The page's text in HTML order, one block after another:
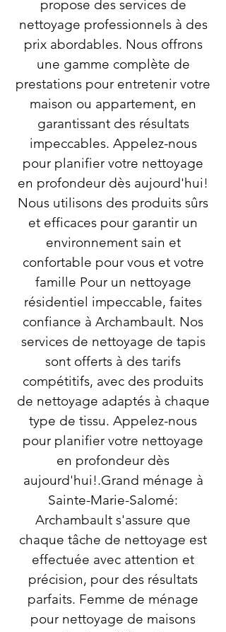
propose des services de
nettoyage professionnels à des
prix abordables. Nous offrons
une gamme complète de
prestations pour entretenir votre
maison ou appartement, en
garantissant des résultats
impeccables. Appelez-nous
pour planifier votre nettoyage
en profondeur dès aujourd'hui!
Nous utilisons des produits sûrs
et efficaces pour garantir un
environnement sain et
confortable pour vous et votre
famille Pour un nettoyage
résidentiel impeccable, faites
confiance à Archambault. Nos
services de nettoyage de tapis
sont offerts à des tarifs
compétitifs, avec des produits
de nettoyage adaptés à chaque
type de tissu. Appelez-nous
pour planifier votre nettoyage
en profondeur dès
aujourd'hui!.Grand ménage à
Sainte-Marie-Salomé:
Archambault s'assure que
chaque tâche de nettoyage est
effectuée avec attention et
précision, pour des résultats
parfaits. Femme de ménage
pour nettoyage de maisons